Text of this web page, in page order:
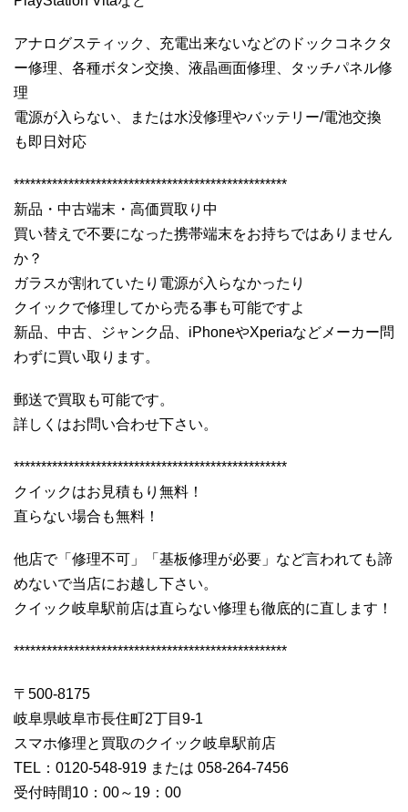
アナログスティック、充電出来ないなどのドックコネクタ
ー修理、各種ボタン交換、液晶画面修理、タッチパネル修
理
電源が入らない、または水没修理やバッテリー/電池交換
も即日対応
**************************************************
新品・中古端末・高価買取り中
買い替えで不要になった携帯端末をお持ちではありません
か？
ガラスが割れていたり電源が入らなかったり
クイックで修理してから売る事も可能ですよ
新品、中古、ジャンク品、iPhoneやXperiaなどメーカー問
わずに買い取ります。
郵送で買取も可能です。
詳しくはお問い合わせ下さい。
**************************************************
クイックはお見積もり無料！
直らない場合も無料！
他店で「修理不可」「基板修理が必要」など言われても諦
めないで当店にお越し下さい。
クイック岐阜駅前店は直らない修理も徹底的に直します！
**************************************************
〒500-8175
岐阜県岐阜市長住町2丁目9-1
スマホ修理と買取のクイック岐阜駅前店
TEL：0120-548-919 または 058-264-7456
受付時間10：00～19：00